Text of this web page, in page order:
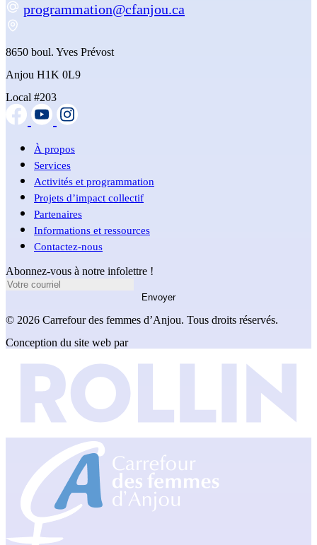
programmation@cfanjou.ca
8650 boul. Yves Prévost
Anjou H1K 0L9
Local #203
À propos
Services
Activités et programmation
Projets d’impact collectif
Partenaires
Informations et ressources
Contactez-nous
Abonnez-vous à notre infolettre !
Envoyer
© 2026 Carrefour des femmes d’Anjou. Tous droits réservés.
Conception du site web par